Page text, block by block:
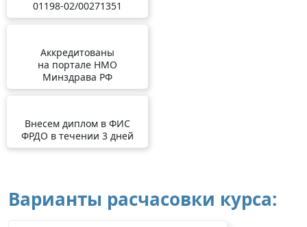
01198-02/00271351
Аккредитованы
на портале НМО
Минздрава РФ
Внесем диплом в ФИС
ФРДО в течении 3 дней
Варианты расчасовки курса: